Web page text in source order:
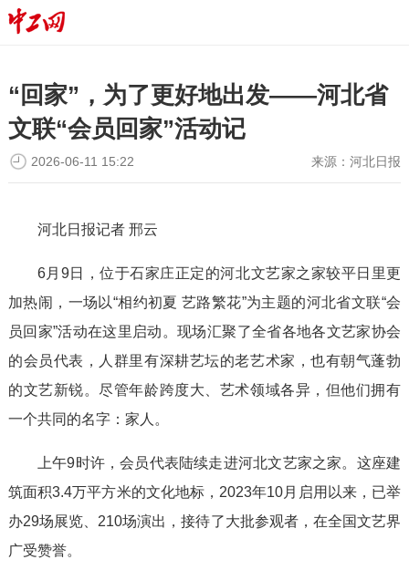
“回家”，为了更好地出发——河北省
文联“会员回家”活动记
来源：河北日报
2026-06-11 15:22
河北日报记者 邢云
6月9日，位于石家庄正定的河北文艺家之家较平日里更
加热闹，一场以“相约初夏 艺路繁花”为主题的河北省文联“会
员回家”活动在这里启动。现场汇聚了全省各地各文艺家协会
的会员代表，人群里有深耕艺坛的老艺术家，也有朝气蓬勃
的文艺新锐。尽管年龄跨度大、艺术领域各异，但他们拥有
一个共同的名字：家人。
上午9时许，会员代表陆续走进河北文艺家之家。这座建
筑面积3.4万平方米的文化地标，2023年10月启用以来，已举
办29场展览、210场演出，接待了大批参观者，在全国文艺界
广受赞誉。